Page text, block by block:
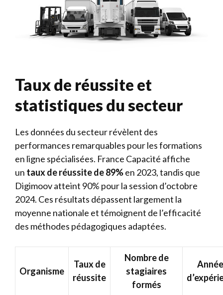
Taux de réussite et
statistiques du secteur
Les données du secteur révèlent des
performances remarquables pour les formations
en ligne spécialisées. France Capacité affiche
un taux de réussite de 89%en 2023, tandis que
Digimoov atteint 90% pour la session d’octobre
2024. Ces résultats dépassent largement la
moyenne nationale et témoignent de l’efficacité
des méthodes pédagogiques adaptées.
Organisme
Taux de
réussite
Nombre de
stagiaires
formés